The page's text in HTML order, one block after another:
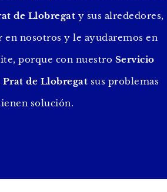
de Llobregat y sus alrededores,
en nosotros y le ayudaremos en
porque con nuestro Servicio
de Llobregat sus problemas
solución.